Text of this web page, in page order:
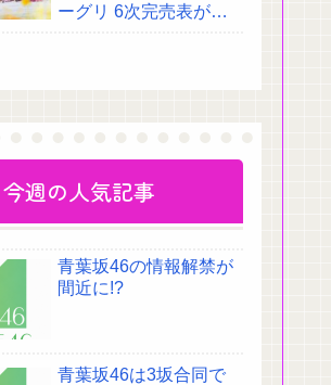
ーグリ 6次完売表がこ
今週の人気記事
青葉坂46の情報解禁が
間近に!?
青葉坂46は3坂合同で